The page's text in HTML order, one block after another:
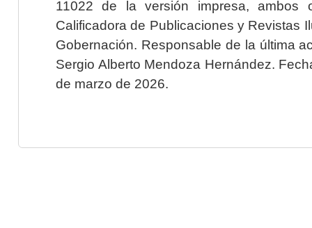
11022 de la versión impresa, ambos
Calificadora de Publicaciones y Revistas
Gobernación. Responsable de la última
Sergio Alberto Mendoza Hernández.
de marzo de 2026.